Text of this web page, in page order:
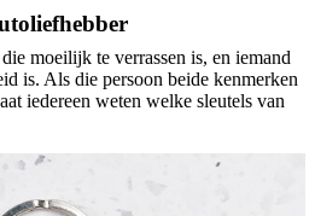
moeilijk te verrassen is, en iemand
is. Als die persoon beide kenmerken
iedereen weten welke sleutels van